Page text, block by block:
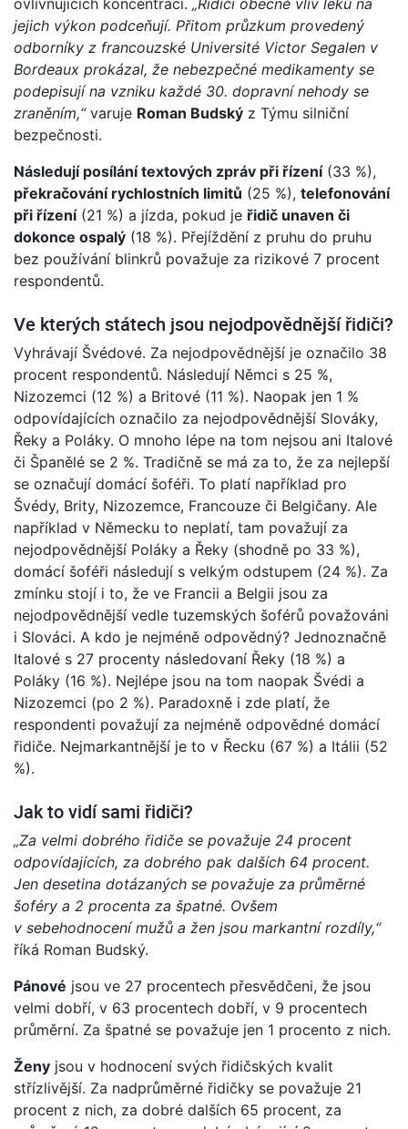
jejich výkon podceňují. Přitom průzkum provedený
odborníky z francouzské Université Victor Segalen v
Bordeaux prokázal, že nebezpečné medikamenty se
podepisují na vzniku každé 30. dopravní nehody se
zraněním,“varuje Roman Budský z Týmu silniční
bezpečnosti.
Následují posílání textových zpráv při řízení(33 %),
překračování rychlostních limitů (25 %), telefonování
při řízení(21 %) a jízda, pokud je řidič unaven či
dokonce ospalý (18 %). Přejíždění z pruhu do pruhu
bez používání blinkrů považuje za rizikové 7 procent
respondentů.
Ve kterých státech jsou nejodpovědnější řidiči?
Vyhrávají Švédové. Za nejodpovědnější je označilo 38
procent respondentů. Následují Němci s 25 %,
Nizozemci (12 %) a Britové (11 %). Naopak jen 1 %
odpovídajících označilo za nejodpovědnější Slováky,
Řeky a Poláky. O mnoho lépe na tom nejsou ani Italové
či Španělé se 2 %. Tradičně se má za to, že za nejlepší
se označují domácí šoféři. To platí například pro
Švédy, Brity, Nizozemce, Francouze či Belgičany. Ale
například v Německu to neplatí, tam považují za
nejodpovědnější Poláky a Řeky (shodně po 33 %),
domácí šoféři následují s velkým odstupem (24 %). Za
zmínku stojí i to, že ve Francii a Belgii jsou za
nejodpovědnější vedle tuzemských šoférů považováni
i Slováci. A kdo je nejméně odpovědný? Jednoznačně
Italové s 27 procenty následovaní Řeky (18 %) a
Poláky (16 %). Nejlépe jsou na tom naopak Švédi a
Nizozemci (po 2 %). Paradoxně i zde platí, že
respondenti považují za nejméně odpovědné domácí
řidiče. Nejmarkantnější je to v Řecku (67 %) a Itálii (52
%).
Jak to vidí sami řidiči?
„Za velmi dobrého řidiče se považuje 24 procent
odpovídajících, za dobrého pak dalších 64 procent.
Jen desetina dotázaných se považuje za průměrné
šoféry a 2 procenta za špatné. Ovšem
v sebehodnocení mužů a žen jsou markantní rozdíly,“
říká Roman Budský.
Pánové jsou ve 27 procentech přesvědčeni, že jsou
velmi dobří, v 63 procentech dobří, v 9 procentech
průměrní. Za špatné se považuje jen 1 procento z nich.
Ženy jsou v hodnocení svých řidičských kvalit
střízlivější. Za nadprůměrné řidičky se považuje 21
procent z nich, za dobré dalších 65 procent, za